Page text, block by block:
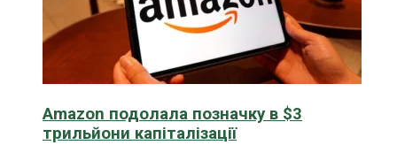
Amazon подолала позначку в $3
трильйони капіталізації